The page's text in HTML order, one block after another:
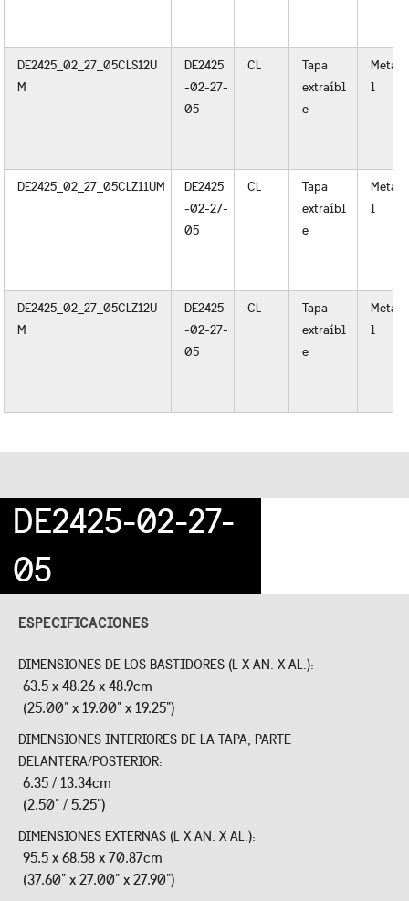
DE2425_02_27_05CLS12U
M
DE2425
-02-27-
05
CL
Tapa
extraíbl
e
Meta
l
DE2425_02_27_05CLZ11UM
DE2425
-02-27-
05
CL
Tapa
extraíbl
e
Meta
l
DE2425_02_27_05CLZ12U
M
DE2425
-02-27-
05
CL
Tapa
extraíbl
e
Meta
l
DE2425-02-27-
05
ESPECIFICACIONES
DIMENSIONES DE LOS BASTIDORES (L X AN. X AL.):
63.5 x 48.26 x 48.9cm
(25.00" x 19.00" x 19.25")
DIMENSIONES INTERIORES DE LA TAPA, PARTE
DELANTERA/POSTERIOR:
6.35 / 13.34cm
(2.50" / 5.25")
DIMENSIONES EXTERNAS (L X AN. X AL.):
95.5 x 68.58 x 70.87cm
(37.60" x 27.00" x 27.90")